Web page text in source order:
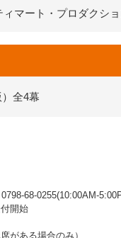
ィマート・プロダクシ
全4幕
68-
開始
がある場合のみ）